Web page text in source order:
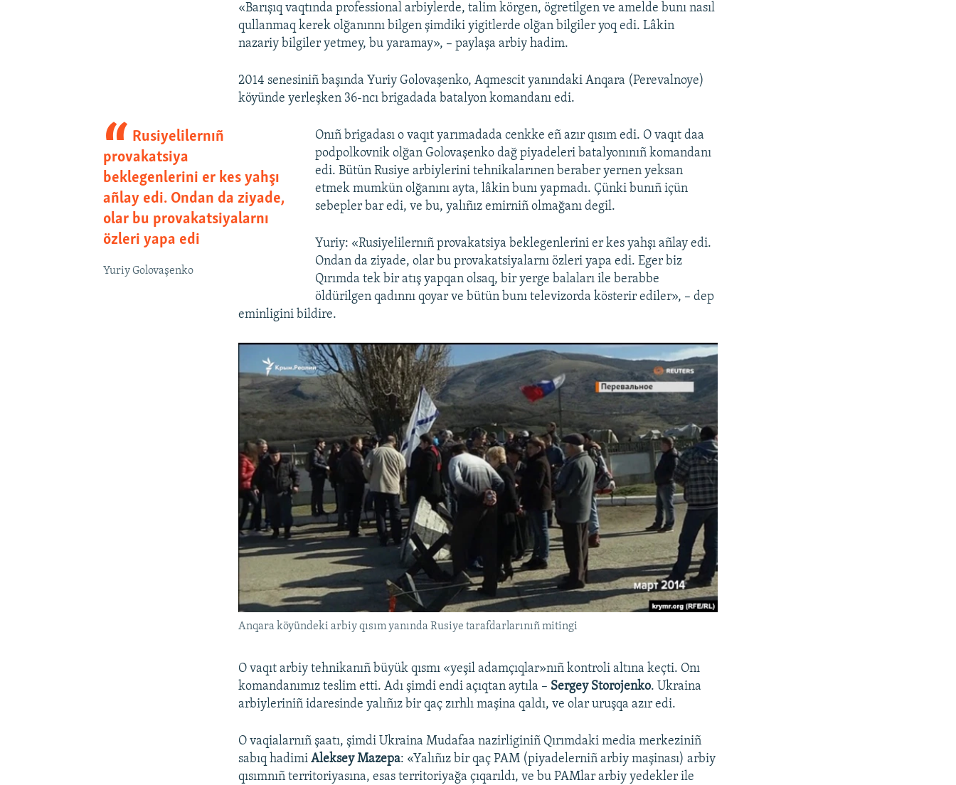
«Barışıq vaqtında professional arbiylerde, talim körgen, ögretilgen ve amelde bunı nasıl
qullanmaq kerek olğanınnı bilgen şimdiki yigitlerde olğan bilgiler yoq edi. Lâkin
nazariy bilgiler yetmey, bu yaramay», – paylaşa arbiy hadim.
2014 senesiniñ başında Yuriy Golovaşenko, Aqmescit yanındaki Anqara (Perevalnoye)
köyünde yerleşken 36-ncı brigadada batalyon komandanı edi.
Rusiyelilernıñ
provakatsiya
beklegenlerini er kes yahşı
añlay edi. Ondan da ziyade,
olar bu provakatsiyalarnı
özleri yapa edi
Yuriy Golovaşenko
Onıñ brigadası o vaqıt yarımadada cenkke eñ azır qısım edi. O vaqıt daa
podpolkovnik olğan Golovaşenko dağ piyadeleri batalyonınıñ komandanı
edi. Bütün Rusiye arbiylerini tehnikalarınen beraber yernen yeksan
etmek mumkün olğanını ayta, lâkin bunı yapmadı. Çünki bunıñ içün
sebepler bar edi, ve bu, yalıñız emirniñ olmağanı degil.
Yuriy: «Rusiyelilernıñ provakatsiya beklegenlerini er kes yahşı añlay edi.
Ondan da ziyade, olar bu provakatsiyalarnı özleri yapa edi. Eger biz
Qırımda tek bir atış yapqan olsaq, bir yerge balaları ile berabbe
öldürilgen qadınnı qoyar ve bütün bunı televizorda kösterir ediler», – dep
eminligini bildire.
Anqara köyündeki arbiy qısım yanında Rusiye tarafdarlarınıñ mitingi
O vaqıt arbiy tehnikanıñ büyük qısmı «yeşil adamçıqlar»nıñ kontroli altına keçti. Onı
komandanımız teslim etti. Adı şimdi endi açıqtan aytıla – Sergey Storojenko. Ukraina
arbiyleriniñ idaresinde yalıñız bir qaç zırhlı maşina qaldı, ve olar uruşqa azır edi.
O vaqialarnıñ şaatı, şimdi Ukraina Mudafaa nazirliginiñ Qırımdaki media merkeziniñ
sabıq hadimiAleksey Mazepa: «Yalıñız bir qaç PAM (piyadelerniñ arbiy maşinası) arbiy
qısımnıñ territoriyasına, esas territoriyağa çıqarıldı, ve bu PAMlar arbiy yedekler ile